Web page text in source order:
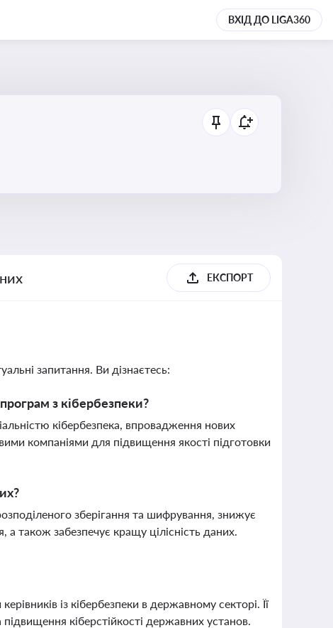
ВХІД ДО LIGA360
ЕКСПОРТ
запитання. Ви дізнаєтесь:
з кібербезпеки?
кібербезпека, впровадження нових
компаніями для підвищення якості підготовки
зберігання та шифрування, знижує
а також забезпечує кращу цілісність даних.
із кібербезпеки в державному секторі. Її
кіберстійкості державних установ.